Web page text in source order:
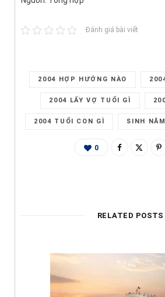
Đánh giá bài viết
2004 HỢP HƯỚNG NÀO
2004 LẤY VỢ TUỔI GÌ
2004 TUỔI CON GÌ SINH
0
RELATED POSTS